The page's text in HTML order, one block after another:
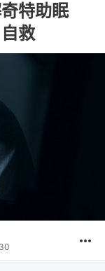
特助眠
救